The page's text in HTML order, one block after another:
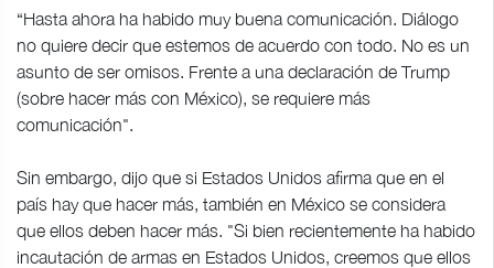
“Hasta ahora ha habido muy buena comunicación. Diálogo
no quiere decir que estemos de acuerdo con todo. No es un
asunto de ser omisos. Frente a una declaración de Trump
(sobre hacer más con México), se requiere más
comunicación".
Sin embargo, dijo que si Estados Unidos afirma que en el
país hay que hacer más, también en México se considera
que ellos deben hacer más. "Si bien recientemente ha habido
incautación de armas en Estados Unidos, creemos que ellos